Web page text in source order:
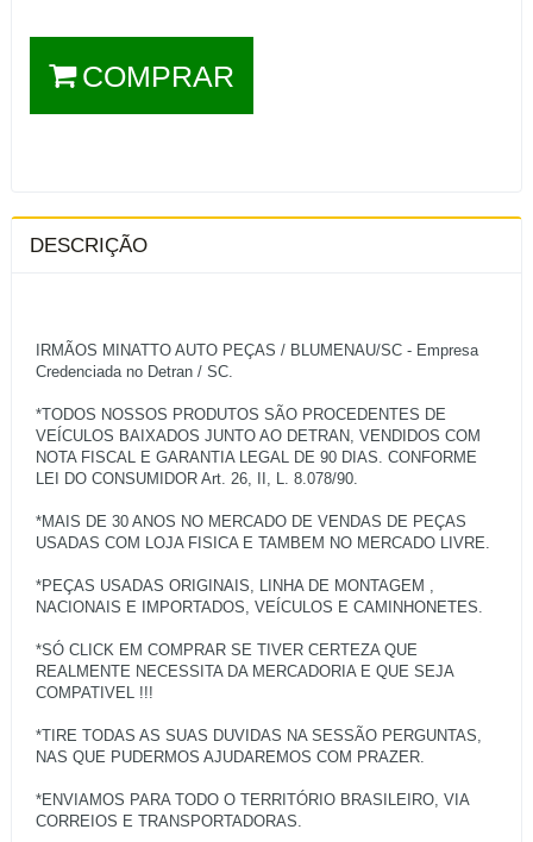
COMPRAR
DESCRIÇÃO
IRMÃOS MINATTO AUTO PEÇAS / BLUMENAU/SC - Empresa
Credenciada no Detran / SC.
*TODOS NOSSOS PRODUTOS SÃO PROCEDENTES DE
VEÍCULOS BAIXADOS JUNTO AO DETRAN, VENDIDOS COM
NOTA FISCAL E GARANTIA LEGAL DE 90 DIAS. CONFORME
LEI DO CONSUMIDOR Art. 26, II, L. 8.078/90.
*MAIS DE 30 ANOS NO MERCADO DE VENDAS DE PEÇAS
USADAS COM LOJA FISICA E TAMBEM NO MERCADO LIVRE.
*PEÇAS USADAS ORIGINAIS, LINHA DE MONTAGEM ,
NACIONAIS E IMPORTADOS, VEÍCULOS E CAMINHONETES.
*SÓ CLICK EM COMPRAR SE TIVER CERTEZA QUE
REALMENTE NECESSITA DA MERCADORIA E QUE SEJA
COMPATIVEL !!!
*TIRE TODAS AS SUAS DUVIDAS NA SESSÃO PERGUNTAS,
NAS QUE PUDERMOS AJUDAREMOS COM PRAZER.
*ENVIAMOS PARA TODO O TERRITÓRIO BRASILEIRO, VIA
CORREIOS E TRANSPORTADORAS.